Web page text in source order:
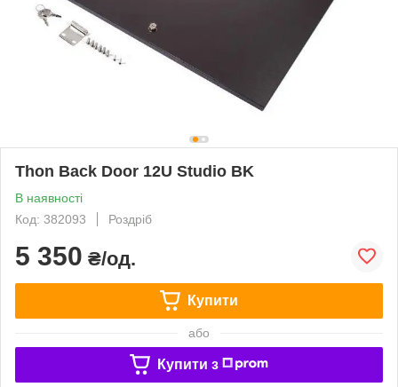
Thon Back Door 12U Studio BK
В наявності
Код: 382093
Роздріб
5 350 ₴/од.
Купити
або
Купити з